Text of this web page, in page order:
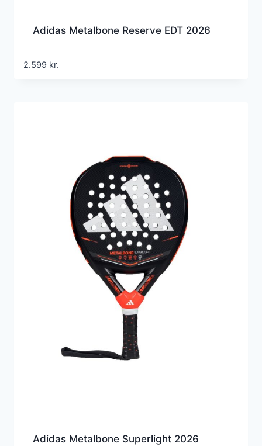
Adidas Metalbone Reserve EDT 2026
2.599 kr.
Adidas Metalbone Superlight 2026